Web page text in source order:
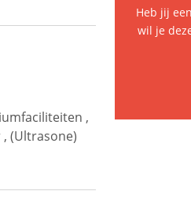
,
, (Ultrasone)
Heb jij
wil je